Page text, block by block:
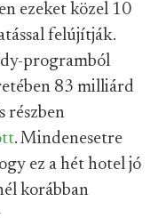
ezeket közel 10
felújítják.
programból
83 milliárd
részben
. Mindenesetre
ez a hét hotel jó
korábban